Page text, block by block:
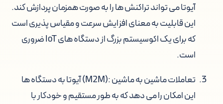
آیوتا می تواند تراکنش ها را به صورت همزمان پردازش کند.
این قابلیت به معنای افزایش سرعت و مقیاس پذیری است
که برای یک اکوسیستم بزرگ از دستگاه های IoT ضروری
است.
تعاملات ماشین به ماشین:
(M2M)
آیوتا به دستگاه ها
این امکان را می دهد که به طور مستقیم و خودکار با